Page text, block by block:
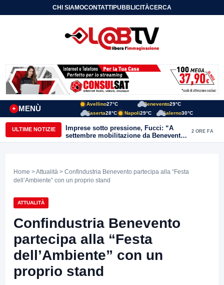
CHI SIAMOCONTATTIPUBBLICITÀCERCA
MENÙ
+
Avellino27°C Benevento29°C
Caserta28°C Napoli29°C Salerno30°C
ULTIME NOTIZIE
Imprese sotto pressione, Fucci: “A
settembre mobilitazione da Benevento
e Avellino”
2 ORE FA
Home >Attualità > Confindustria Benevento partecipa alla “Festa
dell’Ambiente” con un proprio stand
ATTUALITÀ
Confindustria Benevento
partecipa alla “Festa
dell’Ambiente” con un
proprio stand